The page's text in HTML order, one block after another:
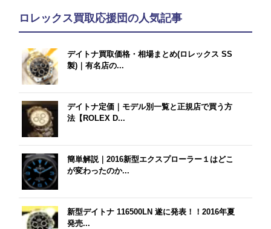
ロレックス買取応援団の人気記事
デイトナ買取価格・相場まとめ(ロレックス SS
製)｜有名店の...
デイトナ定価｜モデル別一覧と正規店で買う方
法【ROLEX D...
簡単解説｜2016新型エクスプローラー１はどこ
が変わったのか...
新型デイトナ 116500LN 遂に発表！！2016年夏
発売...